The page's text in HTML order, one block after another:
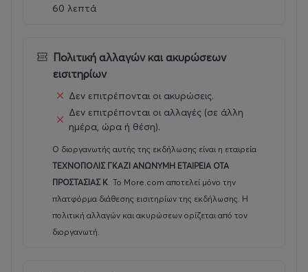
60 λεπτά
Πολιτική αλλαγών και ακυρώσεων
εισιτηρίων
Δεν επιτρέπονται οι ακυρώσεις.
Δεν επιτρέπονται οι αλλαγές (σε άλλη
ημέρα, ώρα ή θέση).
Ο διοργανωτής αυτής της εκδήλωσης είναι η εταιρεία
ΤΕΧΝΟΠΟΛΙΣ ΓΚΑΖΙ ΑΝΩΝΥΜΗ ΕΤΑΙΡΕΙΑ ΟΤΑ
ΠΡΟΣΤΑΣΙΑΣ Κ. Το More.com αποτελεί μόνο την
πλατφόρμα διάθεσης εισιτηρίων της εκδήλωσης. Η
πολιτική αλλαγών και ακυρώσεων ορίζεται από τον
διοργανωτή.